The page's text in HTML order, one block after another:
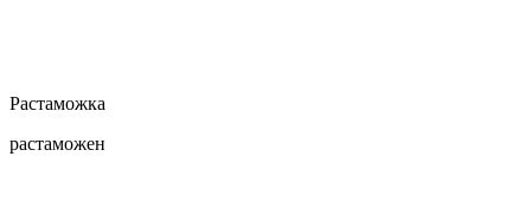
Растаможка
растаможен